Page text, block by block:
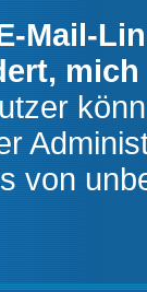
Mail-
von